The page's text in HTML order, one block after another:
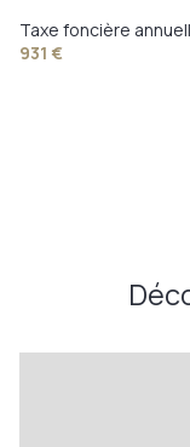
Taxe foncière
931 €